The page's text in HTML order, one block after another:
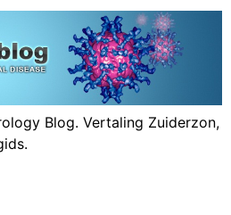
Blog. Vertaling Zuiderzon,